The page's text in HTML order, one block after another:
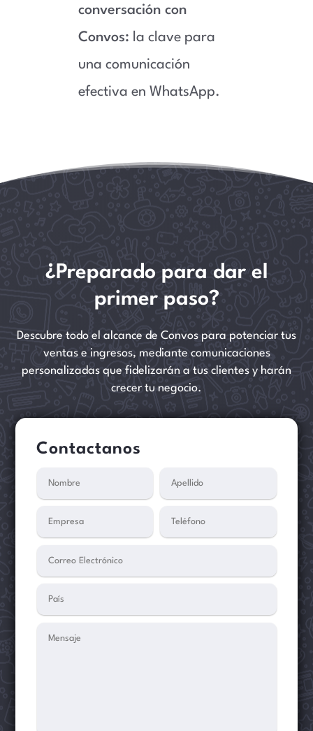
conversación con
Convos: la clave para
una comunicación
efectiva en WhatsApp.
¿Preparado para dar el
primer paso?
Descubre todo el alcance de Convos para potenciar tus
ventas e ingresos, mediante comunicaciones
personalizadas que fidelizarán a tus clientes y harán
crecer tu negocio.
Contactanos